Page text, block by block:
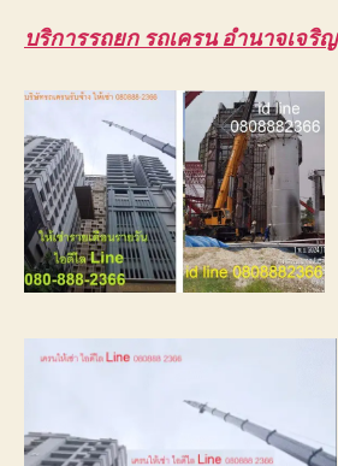
บริการรถยก รถเครน อำนาจเจริญ